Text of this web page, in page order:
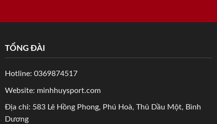
TỔNG ĐÀI
Hotline: 0369874517
Website: minhhuysport.com
Địa chỉ: 583 Lê Hồng Phong, Phú Hoà, Thủ Dầu Một, Bình
Dương